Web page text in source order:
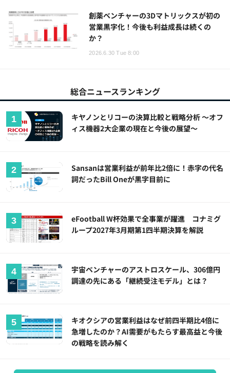
創薬ベンチャーの3Dマトリックスが初の
営業黒字化！今後も利益成長は続くの
か？
2026.6.30 Tue 8:00
総合ニュースランキング
キヤノンとリコーの決算比較と戦略分析 ～オフ
ィス機器2大企業の現在と今後の展望～
Sansanは営業利益が前年比2倍に！赤字の代名
詞だったBill Oneが黒字目前に
eFootball W杯効果で全事業が躍進 コナミグ
ループ2027年3月期第1四半期決算を解説
宇宙ベンチャーのアストロスケール、306億円
調達の先にある「継続受注モデル」とは？
キオクシアの営業利益はなぜ前四半期比4倍に
急増したのか？AI需要がもたらす最高益と今後
の戦略を読み解く